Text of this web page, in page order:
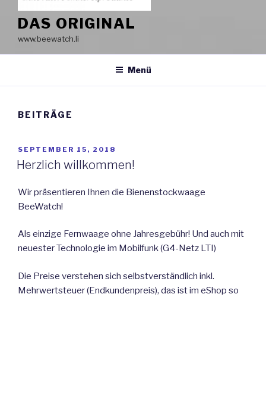
DAS ORIGINAL
www.beewatch.li
Menü
BEITRÄGE
VERÖFFENTLICHT
AM
SEPTEMBER 15, 2018
Herzlich willkommen!
Wir präsentieren Ihnen die Bienenstockwaage
BeeWatch!
Als einzige Fernwaage ohne Jahresgebühr! Und auch mit
neuester Technologie im Mobilfunk (G4-Netz LTI)
Die Preise verstehen sich selbstverständlich inkl.
Mehrwertsteuer (Endkundenpreis), das ist im eShop so